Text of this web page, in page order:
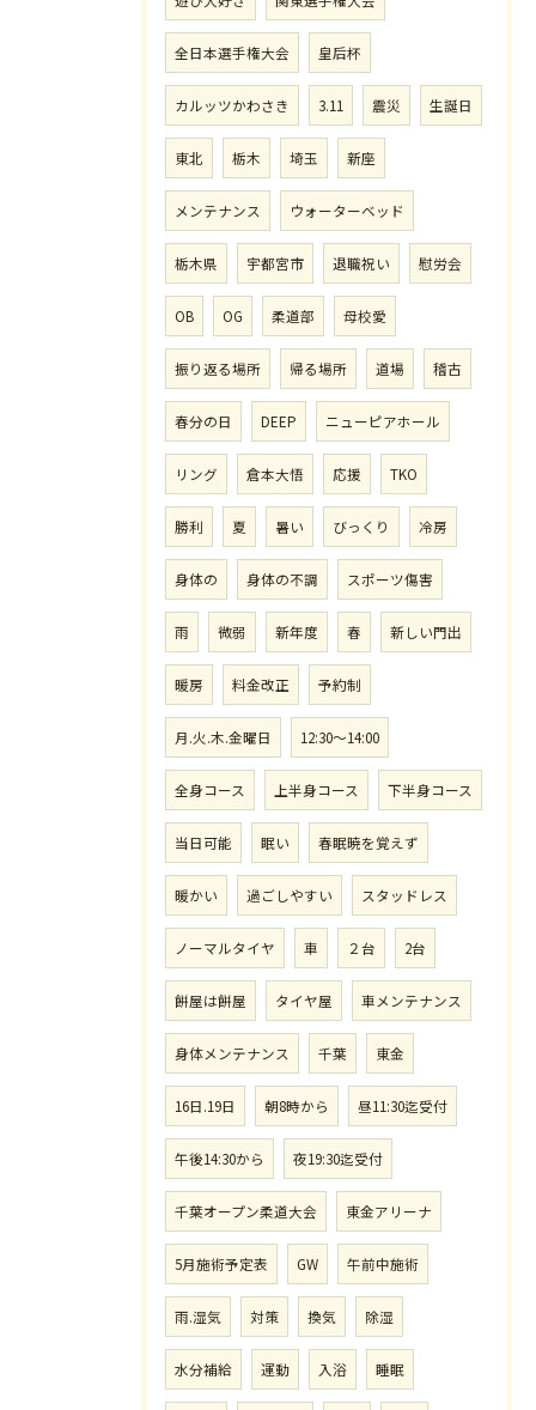
全日本選手権大会 皇后杯
カルッツかわさき 3.11 震災 生誕日
東北 栃木 埼玉 新座
メンテナンス ウォーターベッド
栃木県 宇都宮市 退職祝い 慰労会
OB OG 柔道部 母校愛
振り返る場所 帰る場所 道場 稽古
春分の日 DEEP ニューピアホール
リング 倉本大悟 応援 TKO
勝利 夏 暑い びっくり 冷房
身体の 身体の不調 スポーツ傷害
雨 微弱 新年度 春 新しい門出
暖房 料金改正 予約制
月.火.木.金曜日 12:30〜14:00
全身コース 上半身コース 下半身コース
当日可能 眠い 春眠暁を覚えず
暖かい 過ごしやすい スタッドレス
ノーマルタイヤ 車 ２台 2台
餅屋は餅屋 タイヤ屋 車メンテナンス
身体メンテナンス 千葉 東金
16日.19日 朝8時から 昼11:30迄受付
午後14:30から 夜19:30迄受付
千葉オープン柔道大会 東金アリーナ
5月施術予定表 GW 午前中施術
雨.湿気 対策 換気 除湿
水分補給 運動 入浴 睡眠